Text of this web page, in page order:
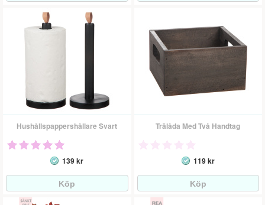
Hushållspappershållare Svart
139 kr
Trälåda Med Två Handtag
119 kr